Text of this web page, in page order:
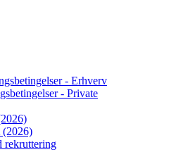
- Erhverv
- Private
(2026)
rekruttering